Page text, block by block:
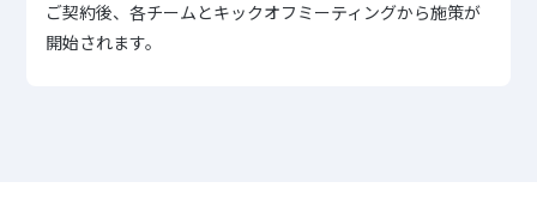
ご契約後、各チームとキックオフミーティングから施策が
開始されます。